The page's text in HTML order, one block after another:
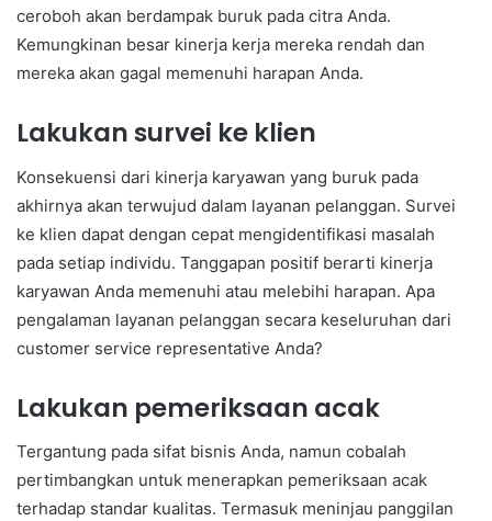
ceroboh akan berdampak buruk pada citra Anda.
Kemungkinan besar kinerja kerja mereka rendah dan
mereka akan gagal memenuhi harapan Anda.
Lakukan survei ke klien
Konsekuensi dari kinerja karyawan yang buruk pada
akhirnya akan terwujud dalam layanan pelanggan. Survei
ke klien dapat dengan cepat mengidentifikasi masalah
pada setiap individu. Tanggapan positif berarti kinerja
karyawan Anda memenuhi atau melebihi harapan. Apa
pengalaman layanan pelanggan secara keseluruhan dari
customer service representative Anda?
Lakukan pemeriksaan acak
Tergantung pada sifat bisnis Anda, namun cobalah
pertimbangkan untuk menerapkan pemeriksaan acak
terhadap standar kualitas. Termasuk meninjau panggilan